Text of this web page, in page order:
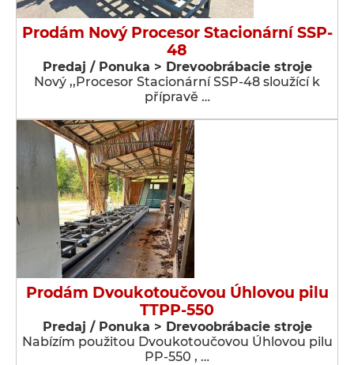
Prodám Nový Procesor Stacionární SSP-
48
Predaj / Ponuka > Drevoobrábacie stroje
Nový ,,Procesor Stacionární SSP-48 sloužící k
přípravě …
Prodám Dvoukotoučovou Úhlovou pilu
TTPP-550
Predaj / Ponuka > Drevoobrábacie stroje
Nabízím použitou Dvoukotoučovou Úhlovou pilu
PP-550 , …